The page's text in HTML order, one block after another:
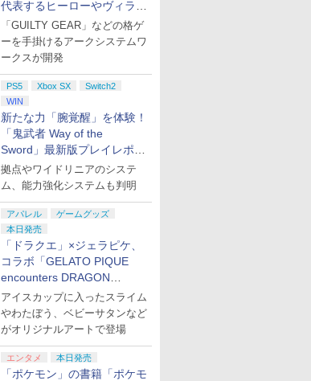
代表するヒーローやヴィラン
たちが登場
「GUILTY GEAR」などの格ゲ
ーを手掛けるアークシステムワ
ークスが開発
PS5 Xbox SX
Switch2
WIN
新たな力「腕覚醒」を体験！
「鬼武者 Way of the
Sword」最新版プレイレポー
ト
拠点やワイドリニアのシステ
ム、能力強化システムも判明
アパレル
ゲームグッズ
本日発売
「ドラクエ」×ジェラピケ、
コラボ「GELATO PIQUE
encounters DRAGON
QUEST」第2弾が本日発売
アイスカップに入ったスライム
やわたぼう、ベビーサタンなど
がオリジナルアートで登場
エンタメ 本日発売
「ポケモン」の書籍「ポケモ